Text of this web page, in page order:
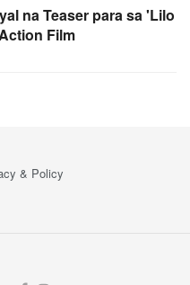
na Teaser para sa 'Lilo
Film
& Policy